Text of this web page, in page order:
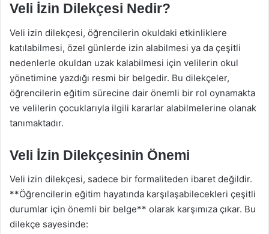
Veli İzin Dilekçesi Nedir?
Veli izin dilekçesi, öğrencilerin okuldaki etkinliklere
katılabilmesi, özel günlerde izin alabilmesi ya da çeşitli
nedenlerle okuldan uzak kalabilmesi için velilerin okul
yönetimine yazdığı resmi bir belgedir. Bu dilekçeler,
öğrencilerin eğitim sürecine dair önemli bir rol oynamakta
ve velilerin çocuklarıyla ilgili kararlar alabilmelerine olanak
tanımaktadır.
Veli İzin Dilekçesinin Önemi
Veli izin dilekçesi, sadece bir formaliteden ibaret değildir.
**Öğrencilerin eğitim hayatında karşılaşabilecekleri çeşitli
durumlar için önemli bir belge** olarak karşımıza çıkar. Bu
dilekçe sayesinde: